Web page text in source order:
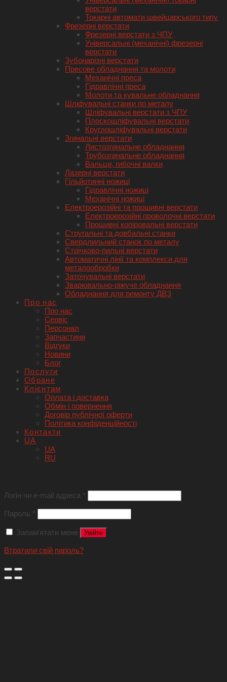
верстати
Токарні автомати швейцарського типу
Фрезерні верстати
Фрезерні верстати з ЧПУ
Універсальні (механічні) фрезерні
верстати
Зубонарізні верстати
Пресове обладнання та молоти
Механічні преса
Гідравлічні преса
Молоти та кувальне обладнання
Шліфувальні станки по металу
Шліфувальні верстати з ЧПУ
Плоскошліфувальні верстати
Круглошліфувальні верстати
Згинальні верстати
Листозгинальне обладнання
Трубозгинальне обладнання
Вальци, гибочні валки
Лазерні верстати
Гільйотинні ножиці
Гідравлічні ножиці
Механічні ножиці
Електроерозійні та прошивні верстати
Електроерозійні проволочні верстати
Прошивні копіровальні верстати
Стругальні та довбальні станки
Свердлильний станок по металу
Стрічково-пильні верстати
Автоматичні лінії та комплекси для
металообробки
Заточувальні верстати
Зварювально-ріжуче обладнання
Обладнання для ремонту ДВЗ
Про нас
Про нас
Сервіс
Персонал
Запчастини
Відгуки
Новини
Блог
Послуги
Обране
Клієнтам
Оплата і доставка
Обмін і повернення
Договір публічної оферти
Політика конфіденційності
Контакти
UA
UA
RU
Логін чи e-mail адреса *
Пароль *
Запам'ятати мене Увійти
Втратили свій пароль?